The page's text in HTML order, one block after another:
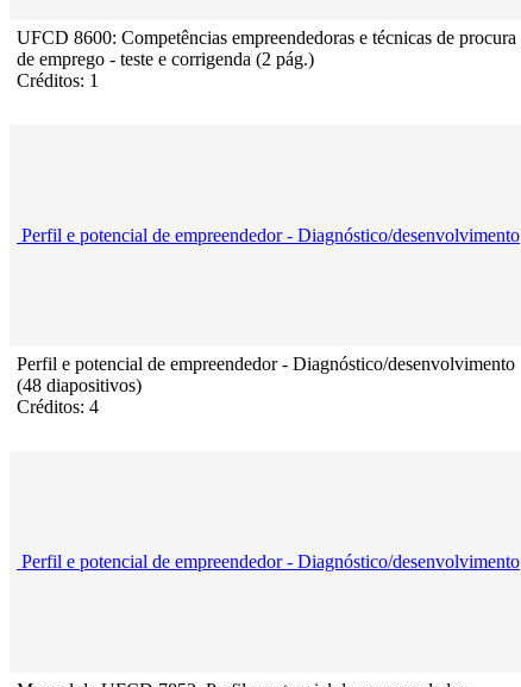
UFCD 8600: Competências empreendedoras e técnicas de procura
de emprego - teste e corrigenda (2 pág.)
Créditos: 1
Perfil e potencial de empreendedor - Diagnóstico/desenvolvimento
Perfil e potencial de empreendedor - Diagnóstico/desenvolvimento
(48 diapositivos)
Créditos: 4
Perfil e potencial de empreendedor - Diagnóstico/desenvolvimento